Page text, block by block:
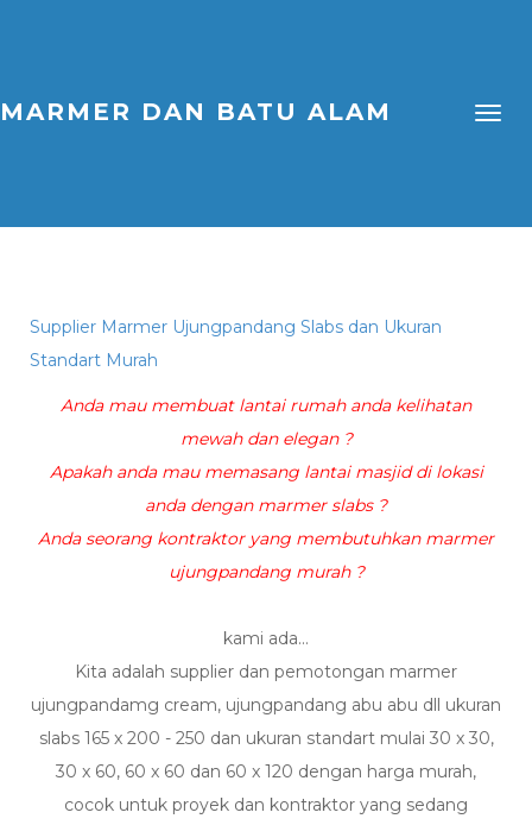
MARMER DAN BATU ALAM
Supplier Marmer Ujungpandang Slabs dan Ukuran
Standart Murah
Anda mau membuat lantai rumah anda kelihatan
mewah dan elegan ?
Apakah anda mau memasang lantai masjid di lokasi
anda dengan marmer slabs ?
Anda seorang kontraktor yang membutuhkan marmer
ujungpandang murah ?
kami ada...
Kita adalah supplier dan pemotongan marmer
ujungpandamg cream, ujungpandang abu abu dll ukuran
slabs 165 x 200 - 250 dan ukuran standart mulai 30 x 30,
30 x 60, 60 x 60 dan 60 x 120 dengan harga murah,
cocok untuk proyek dan kontraktor yang sedang